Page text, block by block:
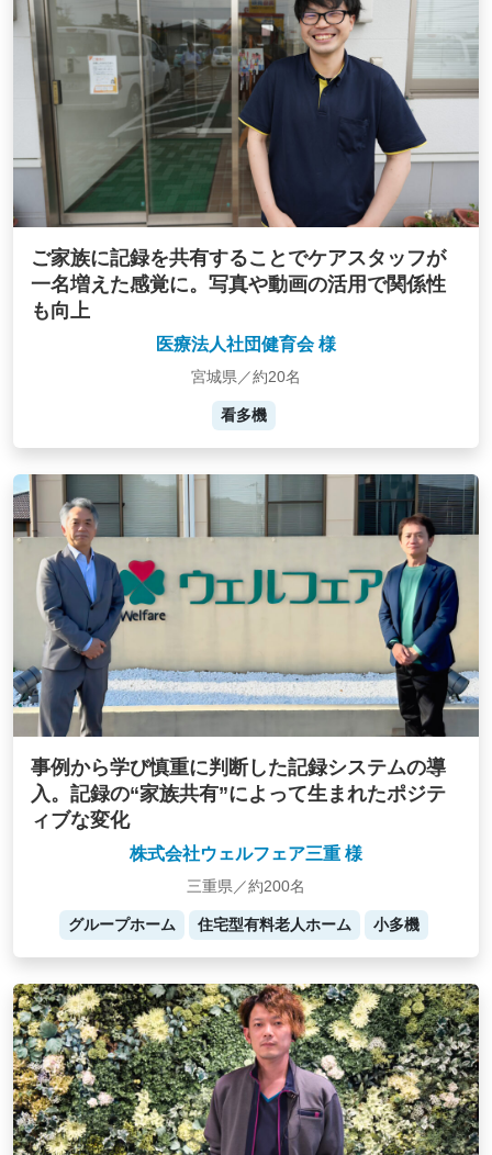
ご家族に記録を共有することでケアスタッフが
一名増えた感覚に。写真や動画の活用で関係性
も向上
医療法人社団健育会 様
宮城県／約20名
看多機
事例から学び慎重に判断した記録システムの導
入。記録の“家族共有”によって生まれたポジテ
ィブな変化
株式会社ウェルフェア三重 様
三重県／約200名
グループホーム 住宅型有料老人ホーム 小多機